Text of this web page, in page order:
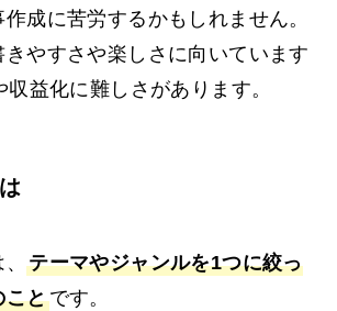
成に苦労するかもしれません。
やすさや楽しさに向いています
益化に難しさがあります。
、テーマやジャンルを1つに絞っ
ことです。